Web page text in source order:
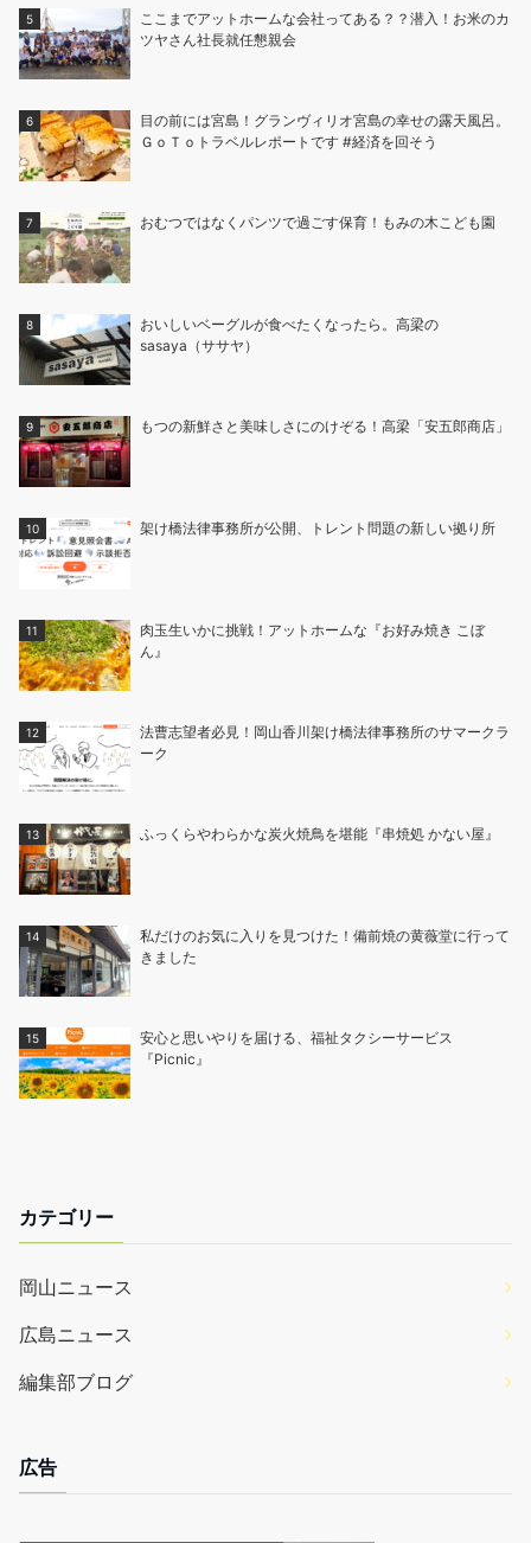
ここまでアットホームな会社ってある？？潜入！お米のカ
ツヤさん社長就任懇親会
目の前には宮島！グランヴィリオ宮島の幸せの露天風呂。
ＧｏＴｏトラベルレポートです #経済を回そう
おむつではなくパンツで過ごす保育！もみの木こども園
おいしいベーグルが食べたくなったら。高梁の
sasaya（ササヤ）
もつの新鮮さと美味しさにのけぞる！高梁「安五郎商店」
架け橋法律事務所が公開、トレント問題の新しい拠り所
肉玉生いかに挑戦！アットホームな『お好み焼き こぼ
ん』
法曹志望者必見！岡山香川架け橋法律事務所のサマークラ
ーク
ふっくらやわらかな炭火焼鳥を堪能『串焼処 かない屋』
私だけのお気に入りを見つけた！備前焼の黄薇堂に行って
きました
安心と思いやりを届ける、福祉タクシーサービス
『Picnic』
カテゴリー
岡山ニュース
広島ニュース
編集部ブログ
広告